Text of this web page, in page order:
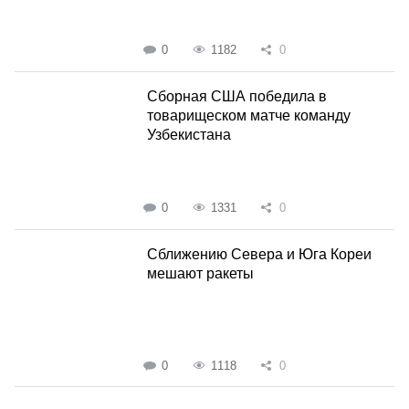
0 1182 0
Сборная США победила в
товарищеском матче команду
Узбекистана
0 1331 0
Сближению Севера и Юга Кореи
мешают ракеты
0 1118 0